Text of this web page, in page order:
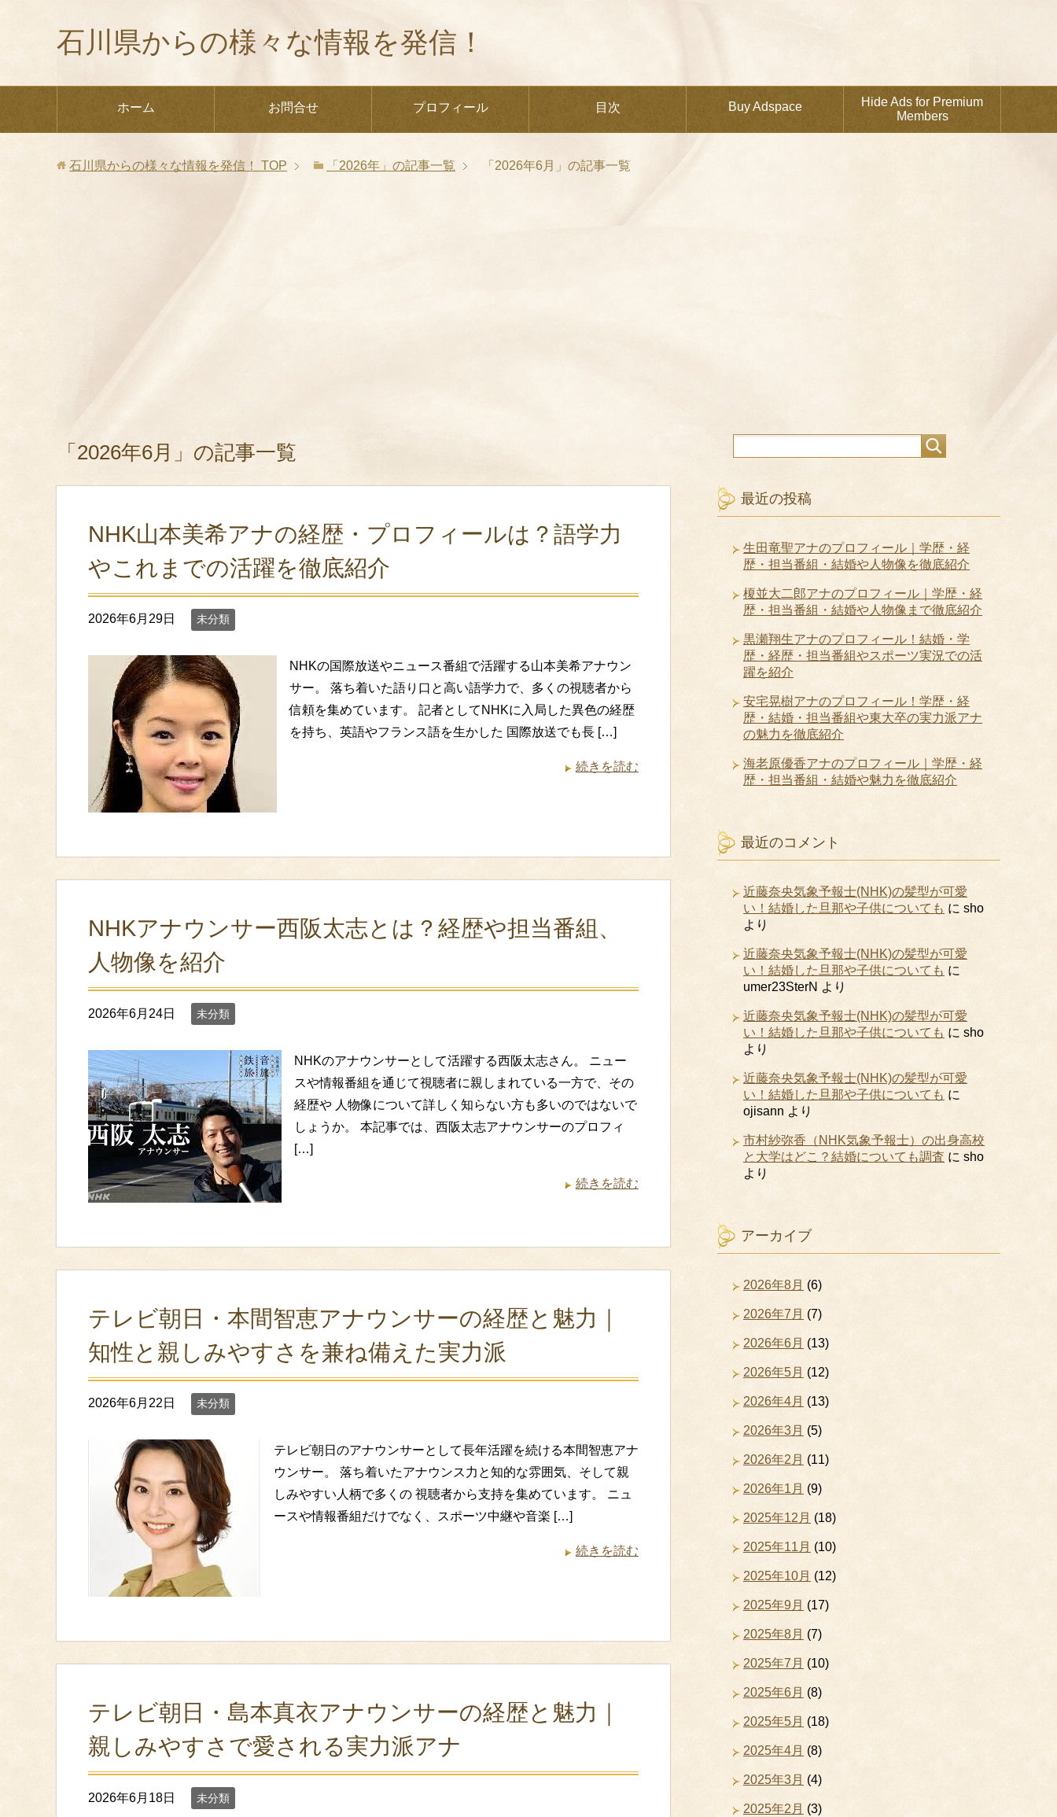
石川県からの様々な情報を発信！
ホーム お問合せ プロフィール 目次 Buy Adspace
Hide Ads for Premium
Members
石川県からの様々な情報を発信！ TOP 「2026年」の記事一覧 「2026年6月」の記事一覧
「2026年6月」の記事一覧
NHK山本美希アナの経歴・プロフィールは？語学力
やこれまでの活躍を徹底紹介
2026年6月29日 未分類
NHKの国際放送やニュース番組で活躍する山本美希アナウン
サー。 落ち着いた語り口と高い語学力で、多くの視聴者から
信頼を集めています。 記者としてNHKに入局した異色の経歴
を持ち、英語やフランス語を生かした 国際放送でも長 […]
続きを読む
NHKアナウンサー西阪太志とは？経歴や担当番組、
人物像を紹介
2026年6月24日 未分類
NHKのアナウンサーとして活躍する西阪太志さん。 ニュー
スや情報番組を通じて視聴者に親しまれている一方で、その
経歴や 人物像について詳しく知らない方も多いのではないで
しょうか。 本記事では、西阪太志アナウンサーのプロフィ
[…]
続きを読む
テレビ朝日・本間智恵アナウンサーの経歴と魅力｜
知性と親しみやすさを兼ね備えた実力派
2026年6月22日 未分類
テレビ朝日のアナウンサーとして長年活躍を続ける本間智恵アナ
ウンサー。 落ち着いたアナウンス力と知的な雰囲気、そして親
しみやすい人柄で多くの 視聴者から支持を集めています。 ニュ
ースや情報番組だけでなく、スポーツ中継や音楽 […]
続きを読む
テレビ朝日・島本真衣アナウンサーの経歴と魅力｜
親しみやすさで愛される実力派アナ
2026年6月18日 未分類
最近の投稿
生田竜聖アナのプロフィール｜学歴・経
歴・担当番組・結婚や人物像を徹底紹介
榎並大二郎アナのプロフィール｜学歴・経
歴・担当番組・結婚や人物像まで徹底紹介
黒瀬翔生アナのプロフィール！結婚・学
歴・経歴・担当番組やスポーツ実況での活
躍を紹介
安宅晃樹アナのプロフィール！学歴・経
歴・結婚・担当番組や東大卒の実力派アナ
の魅力を徹底紹介
海老原優香アナのプロフィール｜学歴・経
歴・担当番組・結婚や魅力を徹底紹介
最近のコメント
近藤奈央気象予報士(NHK)の髪型が可愛
い！結婚した旦那や子供についても に sho
より
近藤奈央気象予報士(NHK)の髪型が可愛
い！結婚した旦那や子供についても に
umer23SterN より
近藤奈央気象予報士(NHK)の髪型が可愛
い！結婚した旦那や子供についても に sho
より
近藤奈央気象予報士(NHK)の髪型が可愛
い！結婚した旦那や子供についても に
ojisann より
市村紗弥香（NHK気象予報士）の出身高校
と大学はどこ？結婚についても調査 に sho
より
アーカイブ
2026年8月 (6)
2026年7月 (7)
2026年6月 (13)
2026年5月 (12)
2026年4月 (13)
2026年3月 (5)
2026年2月 (11)
2026年1月 (9)
2025年12月 (18)
2025年11月 (10)
2025年10月 (12)
2025年9月 (17)
2025年8月 (7)
2025年7月 (10)
2025年6月 (8)
2025年5月 (18)
2025年4月 (8)
2025年3月 (4)
2025年2月 (3)